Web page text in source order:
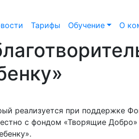
Тарифы Обучение О
реализуется при поддержке
с фондом «Творящие Добро»